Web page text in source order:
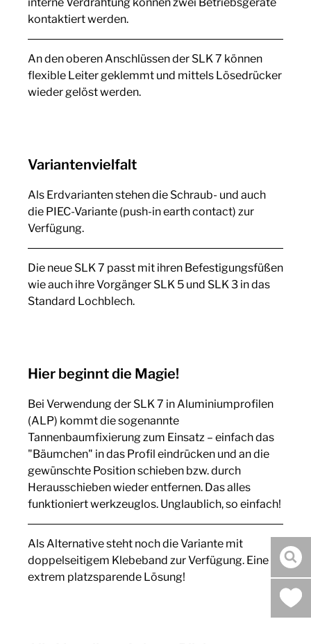
kontaktiert werden.
An den oberen Anschlüssen der SLK 7 können
flexible Leiter geklemmt und mittels Lösedrücker
wieder gelöst werden.
Variantenvielfalt
Als Erdvarianten stehen die Schraub- und auch
die PIEC-Variante (push-in earth contact) zur
Verfügung.
Die neue SLK 7 passt mit ihren Befestigungsfüßen
wie auch ihre Vorgänger SLK 5 und SLK 3 in das
Standard Lochblech.
Hier beginnt die Magie!
Bei Verwendung der SLK 7 in Aluminiumprofilen
(ALP) kommt die sogenannte
Tannenbaumfixierung zum Einsatz – einfach das
"Bäumchen" in das Profil eindrücken und an die
gewünschte Position schieben bzw. durch
Herausschieben wieder entfernen. Das alles
funktioniert werkzeuglos. Unglaublich, so einfach!
Als Alternative steht noch die Variante mit
doppelseitigem Klebeband zur Verfügung. Eine
extrem platzsparende Lösung!